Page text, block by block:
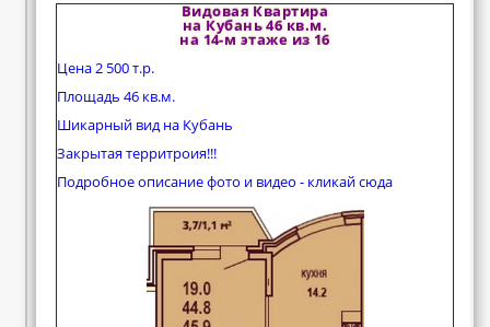
Видовая Квартира
на Кубань 46 кв.м.
на 14-м этаже из 16
Цена 2 500 т.р.
Площадь 46 кв.м.
Шикарный вид на Кубань
Закрытая территроия!!!
Подробное описание фото и видео - кликай сюда